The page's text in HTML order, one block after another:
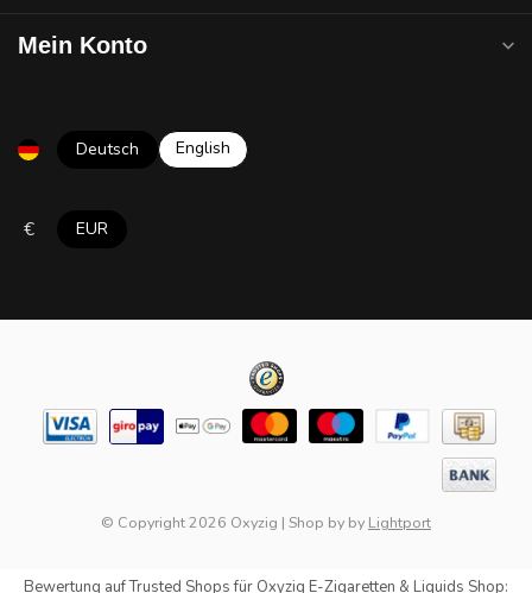
Mein Konto
Deutsch English
€ EUR
© Copyright 2026 Oxyzig | Shop by by Lightport
Bewertung aufTrusted Shopsfür Oxyzig E-Zigaretten & Liquids Shop: